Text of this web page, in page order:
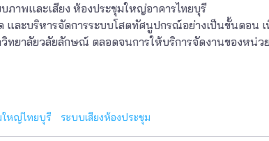
ภาพและเสียง ห้องประชุมใหญ่อาคารไทยบุรี
ละบริหารจัดการระบบโสตทัศนูปกรณ์อย่างเป็นขั้นตอน
วิทยาลัยวลัยลักษณ์ ตลอดจนการให้บริการจัดงานของหน่
ใหญ่ไทยบุรี ระบบเสียงห้องประชุม